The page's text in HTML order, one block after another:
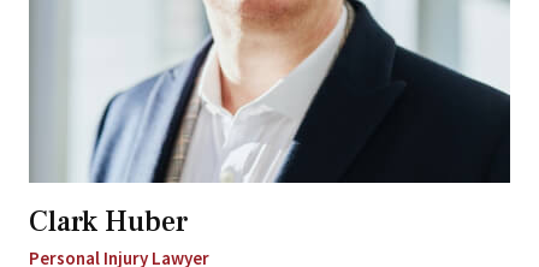
Clark Huber
Personal Injury Lawyer